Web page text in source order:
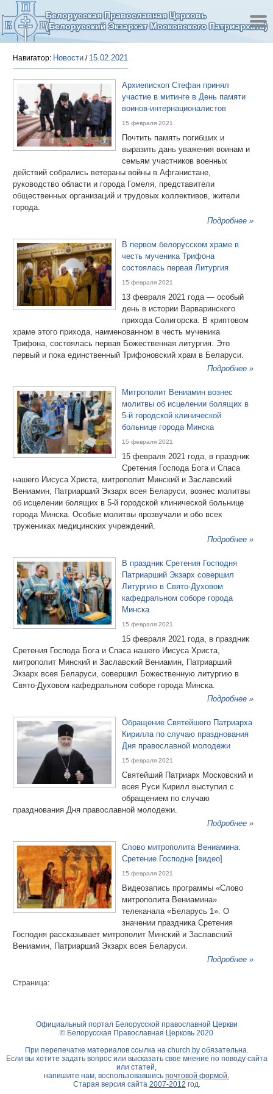
Белорусская Православная Церковь
(Белорусский Экзархат Московского Патриархата)
Навигатор: Новости / 15.02.2021
Архиепископ Стефан принял
участие в митинге в День памяти
воинов-интернационалистов
15 февраля 2021
Почтить память погибших и
выразить дань уважения воинам и
семьям участников военных
действий собрались ветераны войны в Афганистане,
руководство области и города Гомеля, представители
общественных организаций и трудовых коллективов, жители
города.
Подробнее »
В первом белорусском храме в
честь мученика Трифона
состоялась первая Литургия
15 февраля 2021
13 февраля 2021 года — особый
день в истории Варваринского
прихода Солигорска. В криптовом
храме этого прихода, наименованном в честь мученика
Трифона, состоялась первая Божественная литургия. Это
первый и пока единственный Трифоновский храм в Беларуси.
Подробнее »
Митрополит Вениамин вознес
молитвы об исцелении болящих в
5-й городской клинической
больнице города Минска
15 февраля 2021
15 февраля 2021 года, в праздник
Сретения Господа Бога и Спаса
нашего Иисуса Христа, митрополит Минский и Заславский
Вениамин, Патриарший Экзарх всея Беларуси, вознес молитвы
об исцелении болящих в 5-й городской клинической больнице
города Минска. Особые молитвы прозвучали и обо всех
тружениках медицинских учреждений.
Подробнее »
В праздник Сретения Господня
Патриарший Экзарх совершил
Литургию в Свято-Духовом
кафедральном соборе города
Минска
15 февраля 2021
15 февраля 2021 года, в праздник
Сретения Господа Бога и Спаса нашего Иисуса Христа,
митрополит Минский и Заславский Вениамин, Патриарший
Экзарх всея Беларуси, совершил Божественную литургию в
Свято-Духовом кафедральном соборе города Минска.
Подробнее »
Обращение Святейшего Патриарха
Кирилла по случаю празднования
Дня православной молодежи
15 февраля 2021
Святейший Патриарх Московский и
всея Руси Кирилл выступил с
обращением по случаю
празднования Дня православной молодежи.
Подробнее »
Слово митрополита Вениамина.
Сретение Господне [видео]
15 февраля 2021
Видеозапись программы «Слово
митрополита Вениамина»
телеканала «Беларусь 1». О
значении праздника Сретения
Господня рассказывает митрополит Минский и Заславский
Вениамин, Патриарший Экзарх всея Беларуси.
Подробнее »
Страница:
Официальный портал Белорусской православной Церкви
© Белорусская Православная Церковь 2020
При перепечатке материалов ссылка на church.byобязательна.
Если вы хотите задать вопрос или высказать свое мнение по поводу сайта
или статей,
напишите нам, воспользовавшись почтовой формой.
Старая версия сайта 2007-2012 год.